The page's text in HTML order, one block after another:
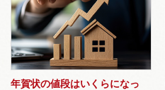
年賀状の値段はいくらになっ